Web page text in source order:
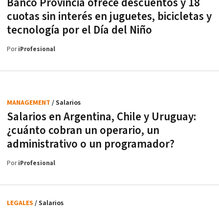
cuotas sin interés en juguetes, bicicletas y
tecnología por el Día del Niño
PoriProfesional
Salarios en Argentina, Chile y Uruguay:
¿cuánto cobran un operario, un
administrativo o un programador?
MANAGEMENT / Salarios
PoriProfesional
LEGALES / Salarios